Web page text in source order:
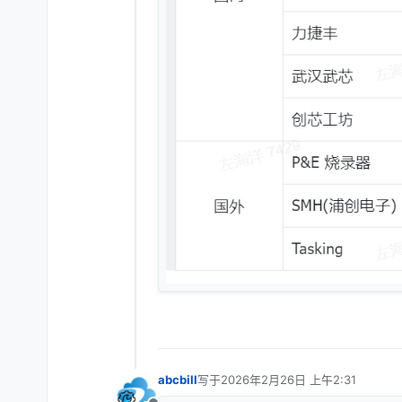
abcbill写于2026年2月26日 上午2:31
最后由 编辑